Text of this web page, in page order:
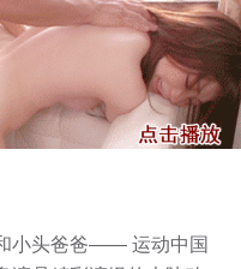
小头爸爸—— 运动中国